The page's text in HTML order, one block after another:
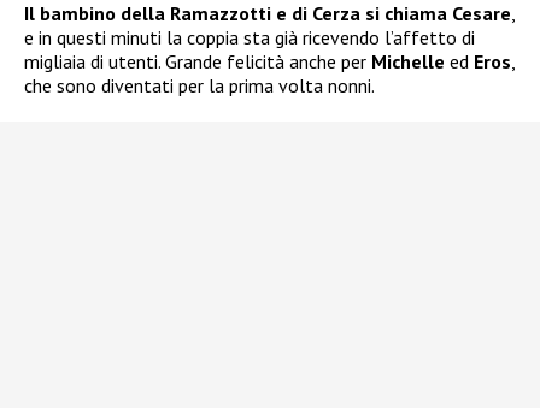
Il bambino della Ramazzotti e di Cerza si chiama Cesare,
e in questi minuti la coppia sta già ricevendo l’affetto di
migliaia di utenti. Grande felicità anche per Michelle ed Eros,
che sono diventati per la prima volta nonni.